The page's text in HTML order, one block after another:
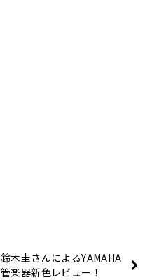
鈴木圭さんによるYAMAHA
管楽器新色レビュー！